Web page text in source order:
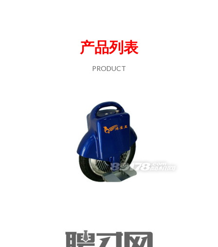
产品列表
PRODUCT